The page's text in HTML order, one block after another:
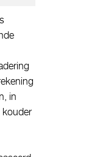
in
kouder